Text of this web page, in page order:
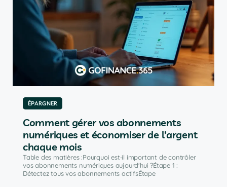
ÉPARGNER
Comment gérer vos abonnements
numériques et économiser de l’argent
chaque mois
Table des matières :Pourquoi est‑il important de contrôler
vos abonnements numériques aujourd'hui ?Étape 1 :
Détectez tous vos abonnements actifsÉtape